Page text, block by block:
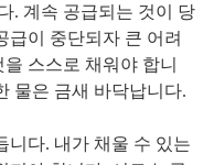
. 계속 공급되는 것이 당
급이 중단되자 큰 어려
스스로 채워야 합니
물은 금새 바닥납니다.
니다. 내가 채울 수 있는